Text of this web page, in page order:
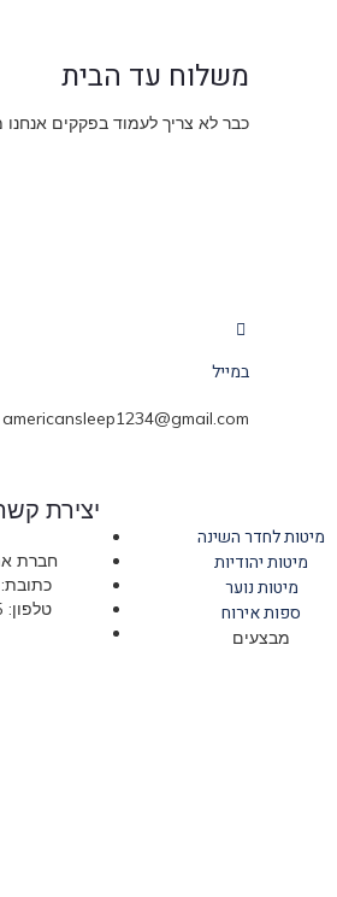
משלוח עד הבית
כבר לא צריך לעמוד בפקקים אנחנו
במייל
americansleep1234@gmail.com
מיטות לחדר השינה
מיטות יהודיות
מיטות נוער
ספות אירוח
מבצעים
יצירת
חברת
כתובת:
טלפון: 09-766-6705 חניה חינם!